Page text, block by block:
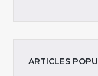
ARTICLES